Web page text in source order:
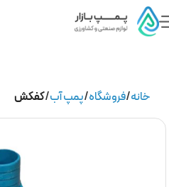
خانه فروشگاه پمپ آب کفکش